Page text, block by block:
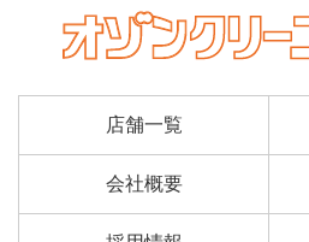
店舗一覧
会社概要